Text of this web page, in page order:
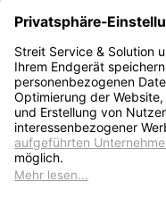
Kontakt
Social Media